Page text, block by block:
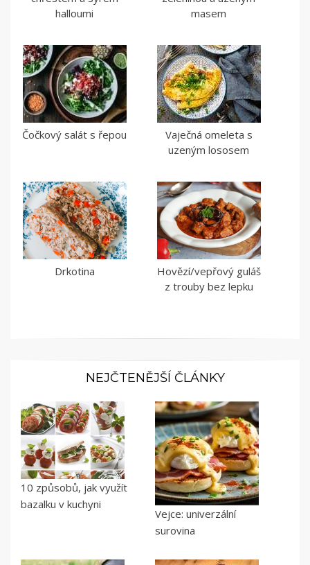
halloumi
masem
Čočkový salát s řepou
Vaječná omeleta s
uzeným lososem
Drkotina
Hovězí/vepřový guláš
z trouby bez lepku
NEJČTENĚJŠÍ ČLÁNKY
10 způsobů, jak využít
bazalku v kuchyni
Vejce: univerzální
surovina